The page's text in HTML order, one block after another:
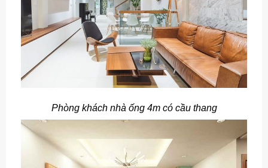
Phòng khách nhà ống 4m có cầu thang